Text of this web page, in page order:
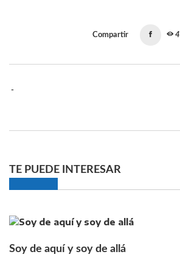
Compartir 4
-
TE PUEDE INTERESAR
Soy de aquí y soy de allá